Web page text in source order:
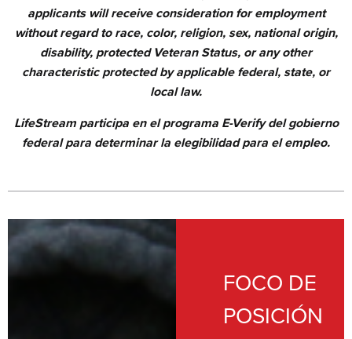
applicants will receive consideration for employment
without regard to race, color, religion, sex, national origin,
disability, protected Veteran Status, or any other
characteristic protected by applicable federal, state, or
local law.
LifeStream participa en el programa E-Verify del gobierno
federal para determinar la elegibilidad para el empleo.
FOCO DE
POSICIÓN